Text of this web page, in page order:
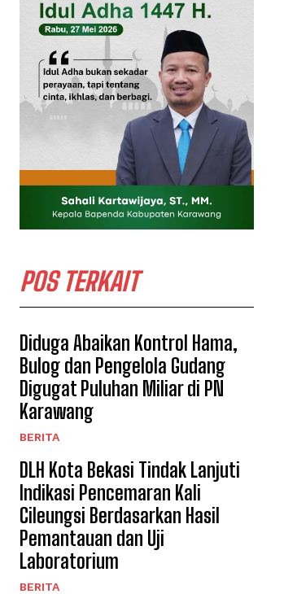
POS TERKAIT
Diduga Abaikan Kontrol Hama,
Bulog dan Pengelola Gudang
Digugat Puluhan Miliar di PN
Karawang
BERITA
DLH Kota Bekasi Tindak Lanjuti
Indikasi Pencemaran Kali
Cileungsi Berdasarkan Hasil
Pemantauan dan Uji
Laboratorium
BERITA